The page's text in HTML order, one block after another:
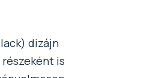
dizájn
is